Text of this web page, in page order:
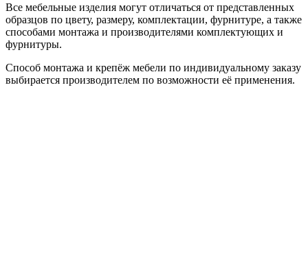
Все мебельные изделия могут отличаться от представленных
образцов по цвету, размеру, комплектации, фурнитуре, а также
способами монтажа и производителями комплектующих и
фурнитуры.
Способ монтажа и крепёж мебели по индивидуальному заказу
выбирается производителем по возможности её применения.